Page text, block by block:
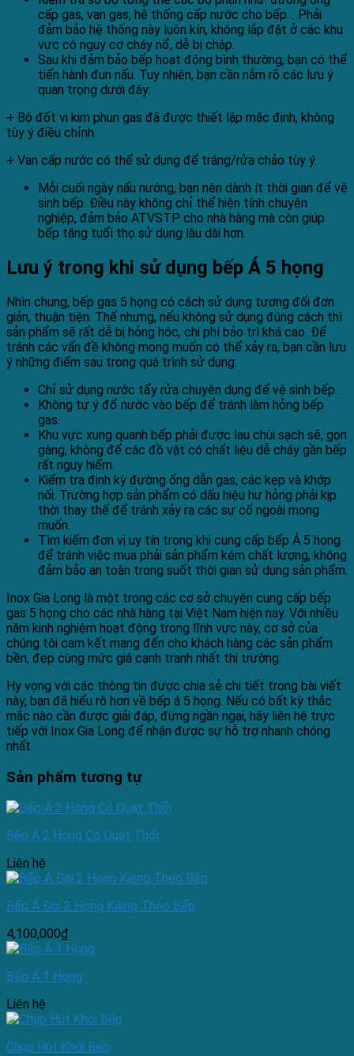
cấp gas, van gas, hệ thống cấp nước cho bếp… Phải
đảm bảo hệ thống này luôn kín, không lắp đặt ở các khu
vực có nguy cơ cháy nổ, dễ bị chập.
Sau khi đảm bảo bếp hoạt động bình thường, bạn có thể
tiến hành đun nấu. Tuy nhiên, bạn cần nắm rõ các lưu ý
quan trọng dưới đây:
+ Bộ đốt vi kim phun gas đã được thiết lập mặc định, không
tùy ý điều chỉnh.
+ Van cấp nước có thể sử dụng để tráng/rửa chảo tùy ý.
Mỗi cuối ngày nấu nướng, bạn nên dành ít thời gian để vệ
sinh bếp. Điều này không chỉ thể hiện tính chuyên
nghiệp, đảm bảo ATVSTP cho nhà hàng mà còn giúp
bếp tăng tuổi thọ sử dụng lâu dài hơn.
Lưu ý trong khi sử dụng bếp Á 5 họng
Nhìn chung, bếp gas 5 họng có cách sử dụng tương đối đơn
giản, thuận tiện. Thế nhưng, nếu không sử dụng đúng cách thì
sản phẩm sẽ rất dễ bị hỏng hóc, chi phí bảo trì khá cao. Để
tránh các vấn đề không mong muốn có thể xảy ra, bạn cần lưu
ý những điểm sau trong quá trình sử dụng:
Chỉ sử dụng nước tẩy rửa chuyên dụng để vệ sinh bếp.
Không tự ý đổ nước vào bếp để tránh làm hỏng bếp
gas.
Khu vực xung quanh bếp phải được lau chùi sạch sẽ, gọn
gàng, không để các đồ vật có chất liệu dễ cháy gần bếp
rất nguy hiểm.
Kiểm tra định kỳ đường ống dẫn gas, các kẹp và khớp
nối. Trường hợp sản phẩm có dấu hiệu hư hỏng phải kịp
thời thay thế để tránh xảy ra các sự cố ngoài mong
muốn.
Tìm kiếm đơn vị uy tín trong khi cung cấp bếp Á 5 họng
để tránh việc mua phải sản phẩm kém chất lượng, không
đảm bảo an toàn trong suốt thời gian sử dụng sản phẩm.
Inox Gia Long là một trong các cơ sở chuyên cung cấp bếp
gas 5 họng cho các nhà hàng tại Việt Nam hiện nay. Với nhiều
năm kinh nghiệm hoạt động trong lĩnh vực này, cơ sở của
chúng tôi cam kết mang đến cho khách hàng các sản phẩm
bền, đẹp cùng mức giá cạnh tranh nhất thị trường.
Hy vọng với các thông tin được chia sẻ chi tiết trong bài viết
này, bạn đã hiểu rõ hơn về bếp á 5 họng. Nếu có bất kỳ thắc
mắc nào cần được giải đáp, đừng ngần ngại, hãy liên hệ trực
tiếp với Inox Gia Long để nhận được sự hỗ trợ nhanh chóng
nhất.
Sản phẩm tương tự
Bếp Á 2 Họng Có Quạt Thổi
Liên hệ
Bếp Á Đôi 2 Họng Kiềng Theo Bếp
4,100,000₫
Bếp Á 1 Họng
Liên hệ
Chụp Hút Khói Bếp